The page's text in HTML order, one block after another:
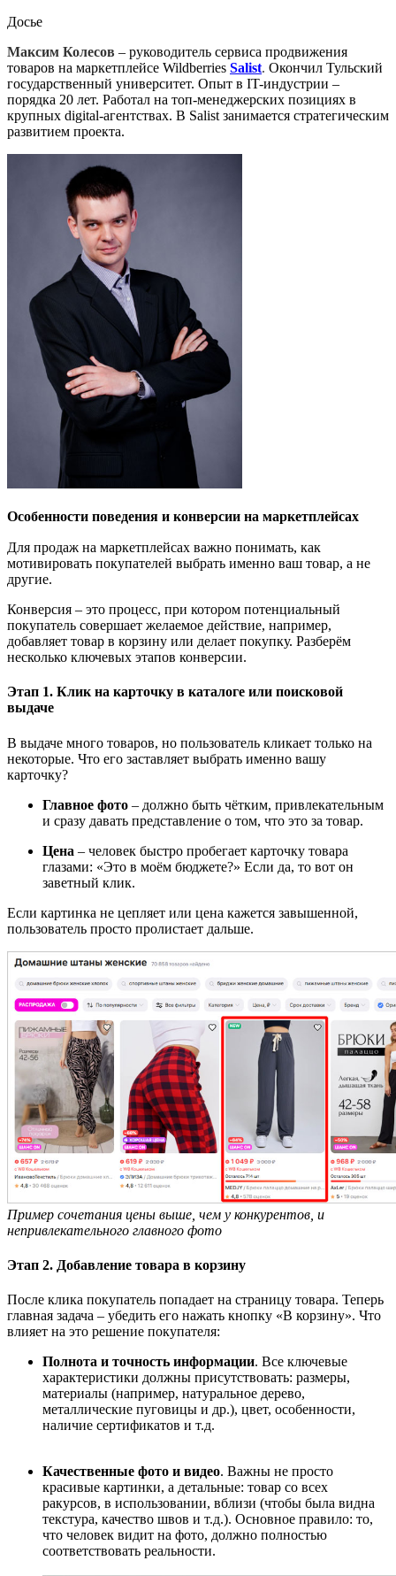
Досье
Максим Колесов – руководитель сервиса продвижения
товаров на маркетплейсе Wildberries Salist. Окончил Тульский
государственный университет. Опыт в IT-индустрии –
порядка 20 лет. Работал на топ-менеджерских позициях в
крупных digital-агентствах. В Salist занимается стратегическим
развитием проекта.
Особенности поведения и конверсии на маркетплейсах
Для продаж на маркетплейсах важно понимать, как
мотивировать покупателей выбрать именно ваш товар, а не
другие.
Конверсия – это процесс, при котором потенциальный
покупатель совершает желаемое действие, например,
добавляет товар в корзину или делает покупку. Разберём
несколько ключевых этапов конверсии.
Этап 1. Клик на карточку в каталоге или поисковой
выдаче
В выдаче много товаров, но пользователь кликает только на
некоторые. Что его заставляет выбрать именно вашу
карточку?
Главное фото – должно быть чётким, привлекательным
и сразу давать представление о том, что это за товар.
Цена – человек быстро пробегает карточку товара
глазами: «Это в моём бюджете?» Если да, то вот он
заветный клик.
Если картинка не цепляет или цена кажется завышенной,
пользователь просто пролистает дальше.
Пример сочетания цены выше, чем у конкурентов, и
непривлекательного главного фото
Этап 2. Добавление товара в корзину
После клика покупатель попадает на страницу товара. Теперь
главная задача – убедить его нажать кнопку «В корзину». Что
влияет на это решение покупателя:
Полнота и точность информации. Все ключевые
характеристики должны присутствовать: размеры,
материалы (например, натуральное дерево,
металлические пуговицы и др.), цвет, особенности,
наличие сертификатов и т.д.
Качественные фото и видео. Важны не просто
красивые картинки, а детальные: товар со всех
ракурсов, в использовании, вблизи (чтобы была видна
текстура, качество швов и т.д.). Основное правило: то,
что человек видит на фото, должно полностью
соответствовать реальности.